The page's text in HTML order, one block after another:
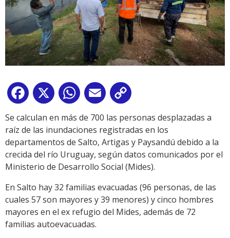
Facebook
X WhatsApp
Email
Link
Se calculan en más de 700 las personas desplazadas a
raíz de las inundaciones registradas en los
departamentos de Salto, Artigas y Paysandú debido a la
crecida del río Uruguay, según datos comunicados por el
Ministerio de Desarrollo Social (Mides).
En Salto hay 32 familias evacuadas (96 personas, de las
cuales 57 son mayores y 39 menores) y cinco hombres
mayores en el ex refugio del Mides, además de 72
familias autoevacuadas.